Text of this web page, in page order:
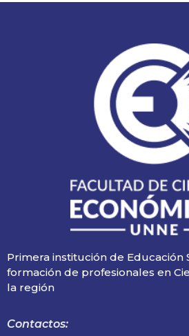
Primera institución de Educación
formación de profesionales en
la región
Contactos: